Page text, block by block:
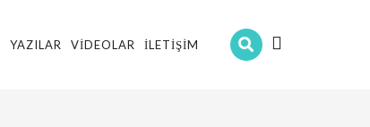
YAZILAR VIDEOLAR İLETIŞIM